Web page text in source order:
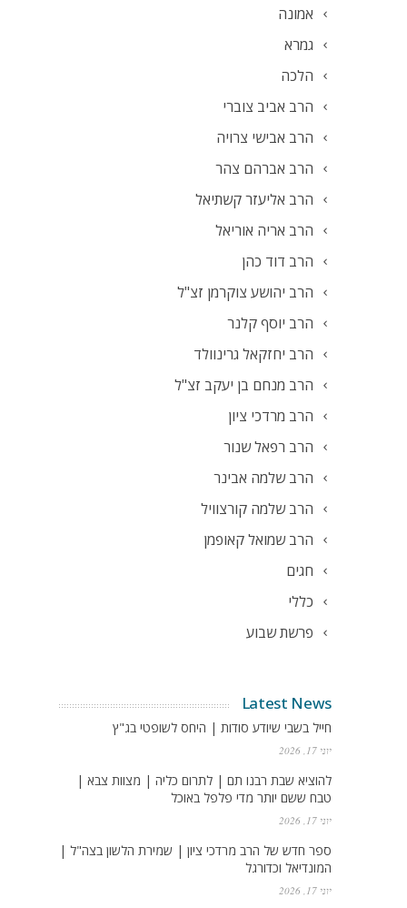
אמונה
גמרא
הלכה
הרב אביב צוברי
הרב אבישי צרויה
הרב אברהם צהר
הרב אליעזר קשתיאל
הרב אריה אוריאל
הרב דוד כהן
הרב יהושע צוקרמן זצ"ל
הרב יוסף קלנר
הרב יחזקאל גרינוולד
הרב מנחם בן יעקב זצ"ל
הרב מרדכי ציון
הרב רפאל שנור
הרב שלמה אבינר
הרב שלמה קורצוויל
הרב שמואל קאופמן
חגים
כללי
פרשת שבוע
Latest News
חייל בשבי שיודע סודות | היחס לשופטי בג"ץ
יוני 17, 2026
להוציא שבת רבנו תם | לתרום כליה | מצוות צבא |
טבח ששם יותר מדי פלפל באוכל
יוני 17, 2026
ספר חדש של הרב מרדכי ציון | שמירת הלשון בצה"ל |
המונדיאל וכדורגל
יוני 17, 2026